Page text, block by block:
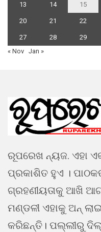
13 14 15
20 21 22
27 28 29
« Nov Jan »
ରୂପରେଖ ନ୍ୟଜ. ଏହା
ପ୍ରକାଶିତ ହୁଏ ।
ଗ୍ରହଣୀୟତାକୁ ଆଖି
ମଣ୍ଡଳୀ ଏହାକୁ ଅନ୍
କରିଛନ୍ତି। ପଲ୍ଲୀରୁ